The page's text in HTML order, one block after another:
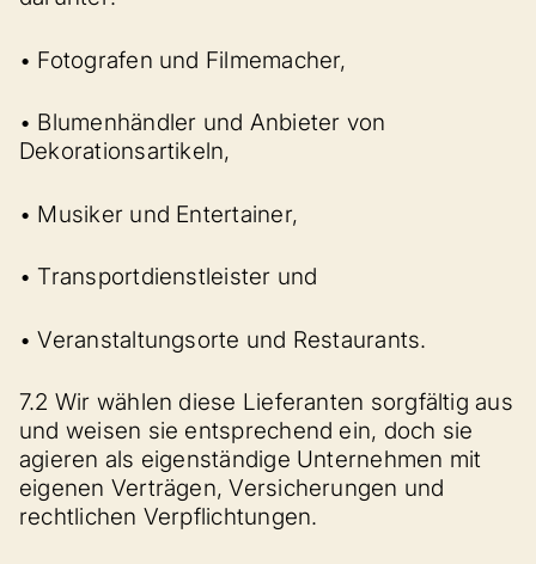
• Fotografen und Filmemacher,
• Blumenhändler und Anbieter von
Dekorationsartikeln,
• Musiker und Entertainer,
• Transportdienstleister und
• Veranstaltungsorte und Restaurants.
7.2 Wir wählen diese Lieferanten sorgfältig aus
und weisen sie entsprechend ein, doch sie
agieren als eigenständige Unternehmen mit
eigenen Verträgen, Versicherungen und
rechtlichen Verpflichtungen.